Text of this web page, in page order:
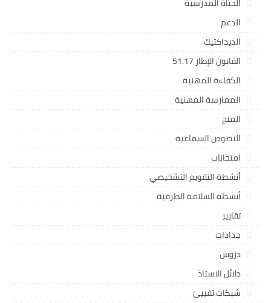
الدعم
الديداكتيك
القانون الإطار 51.17
الكفاءة المهنية
الممارسة المهنية
المنح
النصوص السماعية
امتحانات
أنشطة التقويم التشخيصي
أنشطة السلامة الطرقية
تقارير
جذاذات
دروس
دلائل الاستاذ
شبكات تفييئ